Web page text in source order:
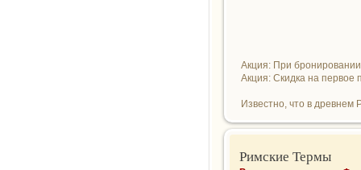
Акция: При
Акция: Скидка на первое
Известно, что в древнем
Римские Термы